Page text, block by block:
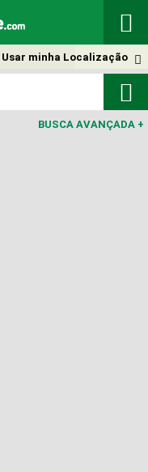


Usar minha Localização

BUSCA AVANÇADA +